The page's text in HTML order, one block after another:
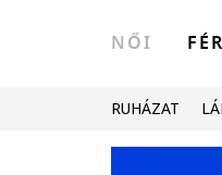
NŐI
RUHÁZAT